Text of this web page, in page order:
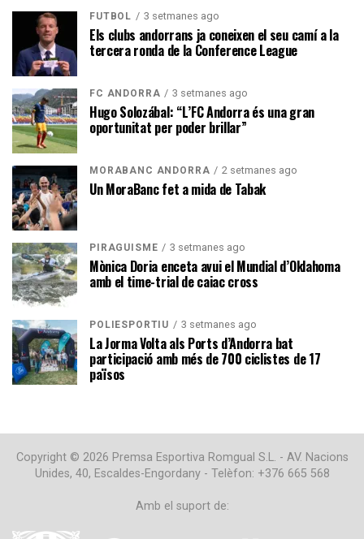
FUTBOL 3 setmanes ago
Els clubs andorrans ja coneixen el seu camí a la
tercera ronda de la Conference League
FC ANDORRA 3 setmanes ago
Hugo Solozábal: “L’FC Andorra és una gran
oportunitat per poder brillar”
MORABANC ANDORRA 2 setmanes ago
Un MoraBanc fet a mida de Tabak
PIRAGÜISME 3 setmanes ago
Mònica Doria enceta avui el Mundial d’Oklahoma
amb el time-trial de caiac cross
POLIESPORTIU 3 setmanes ago
La Jorma Volta als Ports d’Andorra bat
participació amb més de 700 ciclistes de 17
països
Copyright © 2026 Premsa Esportiva Romgual S.L. - AV. Nacions
Unides, 40, Escaldes-Engordany - Telèfon: +376 665 568
Amb el suport de: